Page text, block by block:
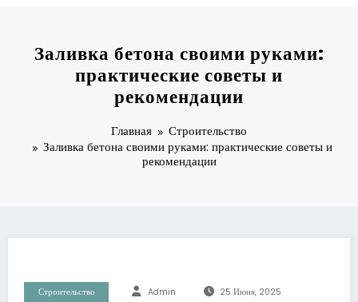
Заливка бетона своими руками:
практические советы и
рекомендации
Главная
Строительство
Заливка бетона своими руками: практические советы и
рекомендации
Строительство Admin 25 Июня, 2025